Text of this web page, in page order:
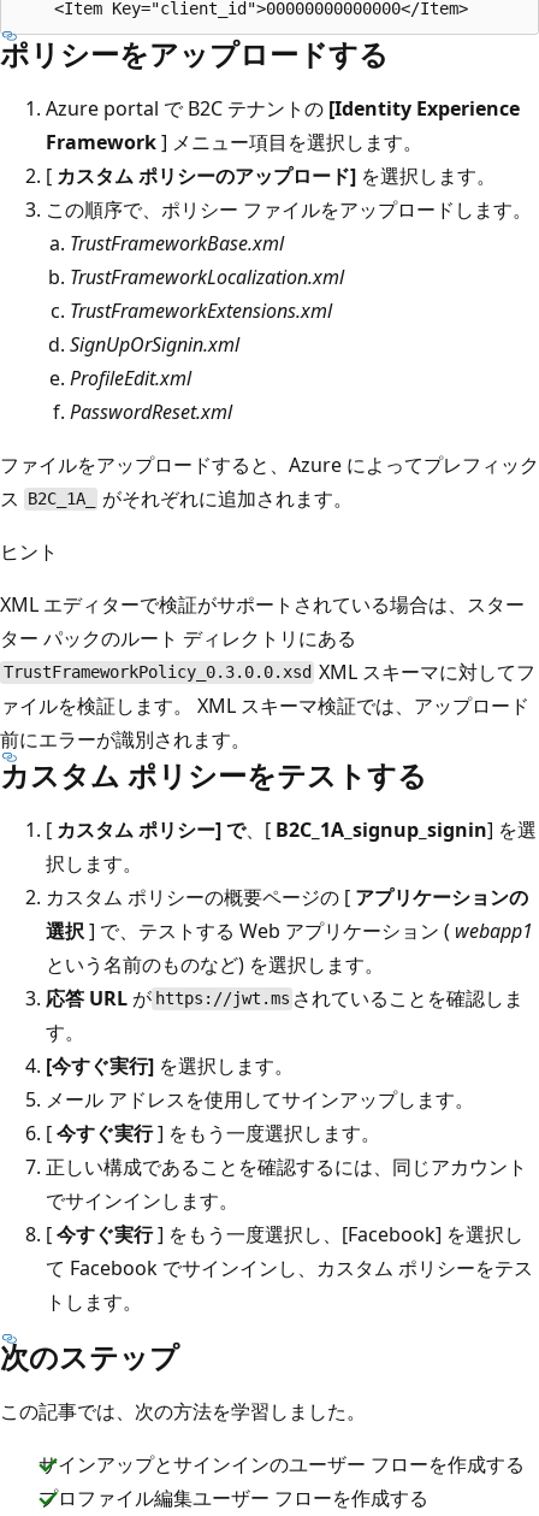
ポリシーをアップロードする
Azure portal で B2C テナントの [Identity Experience
Framework] メニュー項目を選択します。
[ カスタム ポリシーのアップロード] を選択します。
この順序で、ポリシー ファイルをアップロードします。
TrustFrameworkBase.xml
TrustFrameworkLocalization.xml
TrustFrameworkExtensions.xml
SignUpOrSignin.xml
ProfileEdit.xml
PasswordReset.xml
ファイルをアップロードすると、Azure によってプレフィック
ス
B2C_1A_
がそれぞれに追加されます。
ヒント
XML エディターで検証がサポートされている場合は、スター
ター パックのルート ディレクトリにある
TrustFrameworkPolicy_0.3.0.0.xsd XML スキーマに対してフ
ァイルを検証します。 XML スキーマ検証では、アップロード
前にエラーが識別されます。
カスタム ポリシーをテストする
[ カスタム ポリシー] で、[ B2C_1A_signup_signin] を選
択します。
カスタム ポリシーの概要ページの [ アプリケーションの
選択] で、テストする Web アプリケーション ( webapp1
という名前のものなど) を選択します。
応答 URL が https://jwt.ms されていることを確認しま
す。
[今すぐ実行] を選択します。
メール アドレスを使用してサインアップします。
[今すぐ実行] をもう一度選択します。
正しい構成であることを確認するには、同じアカウント
でサインインします。
[今すぐ実行] をもう一度選択し、[Facebook] を選択し
て Facebook でサインインし、カスタム ポリシーをテス
トします。
次のステップ
この記事では、次の方法を学習しました。
サインアップとサインインのユーザー フローを作成する
プロファイル編集ユーザー フローを作成する